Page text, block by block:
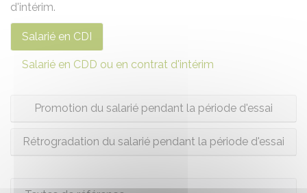
d'intérim.
Salarié en CDI
Salarié en CDD ou en contrat d'intérim
Promotion du salarié pendant la période d'essai
Rétrogradation du salarié pendant la période d'essai